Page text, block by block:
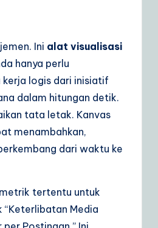
Ini alat visualisasi
hanya perlu
kerja logis dari inisiatif
dalam hitungan detik.
tata letak. Kanvas
menambahkan,
dari waktu ke
tertentu untuk
“Keterlibatan Media